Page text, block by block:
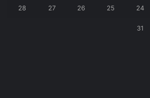
24
25
26
27
28
31